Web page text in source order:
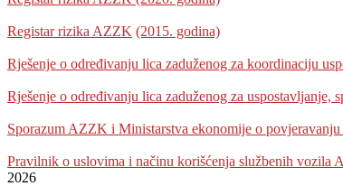
Registar rizika AZZK (2015. godina)
Rješenje o određivanju lica zaduženog za koordinaciju
Rješenje o određivanju lica zaduženog za
Sporazum AZZK i Ministarstva ekonomije o
Pravilnik o uslovima i načinu korišćenja službenih vozila
2026